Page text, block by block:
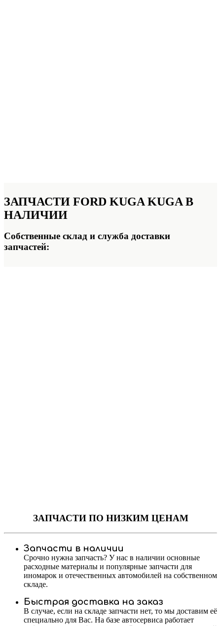
ЗАПЧАСТИ FORD KUGA KUGA В
НАЛИЧИИ
Собственные склад и служба доставки
запчастей:
ЗАПЧАСТИПО НИЗКИМ ЦЕНАМ
Запчасти в наличии
Срочно нужна запчасть? У нас в наличии основные
расходные материалы и популярные запчасти для
иномарок и отечественных автомобилей на собственном
складе.
Быстрая доставка на заказ
В случае, если на складе запчасти нет, то мы доставим её
специально для Вас. На базе автосервиса работает